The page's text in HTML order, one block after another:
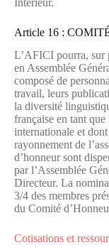
Article 16 :
L’AFICI pourra, sur
en Assemblée
composé de
travail, leurs
la diversité
française en tant
internationale et
rayonnement de
d’honneur sont
par l’Assemblée
Directeur. La
3/4 des membres
du Comité
Cotisations et